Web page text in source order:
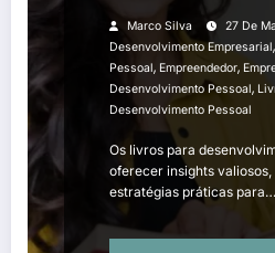
Marco Silva
27 De
Desenvolvimento Empresarial,
Pessoal, Empreendedor,
Desenvolvimento Pessoal,
Desenvolvimento Pessoal
Os livros para
oferecer insights
estratégias práticas para…